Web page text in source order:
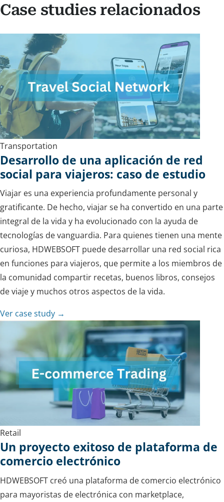
Case studies relacionados
Transportation
Desarrollo de una aplicación de red
social para viajeros: caso de estudio
Viajar es una experiencia profundamente personal y
gratificante. De hecho, viajar se ha convertido en una parte
integral de la vida y ha evolucionado con la ayuda de
tecnologías de vanguardia. Para quienes tienen una mente
curiosa, HDWEBSOFT puede desarrollar una red social rica
en funciones para viajeros, que permite a los miembros de
la comunidad compartir recetas, buenos libros, consejos
de viaje y muchos otros aspectos de la vida.
Ver case study →
Retail
Un proyecto exitoso de plataforma de
comercio electrónico
HDWEBSOFT creó una plataforma de comercio electrónico
para mayoristas de electrónica con marketplace,